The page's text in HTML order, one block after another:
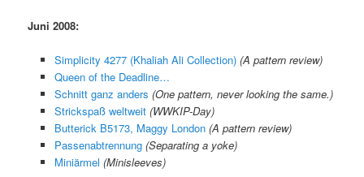
Juni 2008:
Simplicity 4277 (Khaliah Ali Collection) (A pattern review)
Queen of the Deadline…
Schnitt ganz anders (One pattern, never looking the same.)
Strickspaß weltweit (WWKIP-Day)
Butterick B5173, Maggy London (A pattern review)
Passenabtrennung (Separating a yoke)
Miniärmel (Minisleeves)